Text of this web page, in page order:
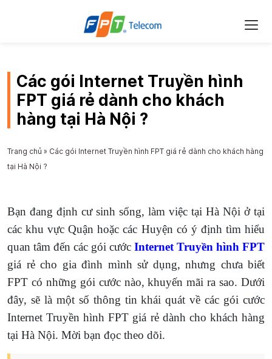
Các gói Internet Truyền hình
FPT giá rẻ dành cho khách
hàng tại Hà Nội ?
Trang chủ » Các gói Internet Truyền hình FPT giá rẻ dành cho khách hàng
tại Hà Nội ?
Bạn đang định cư sinh sống, làm việc tại Hà Nội ở tại
các khu vực Quận hoặc các Huyện có ý định tìm hiểu
quan tâm đến các gói cước Internet Truyền hình FPT
giá rẻ cho gia đình mình sử dụng, nhưng chưa biết
FPT có những gói cước nào, khuyến mãi ra sao. Dưới
đây, sẽ là một số thông tin khái quát về các gói cước
Internet Truyền hình FPT giá rẻ dành cho khách hàng
tại Hà Nội. Mời bạn đọc theo dõi.